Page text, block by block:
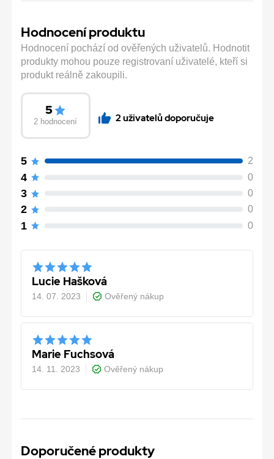
Hodnocení produktu
Hodnocení pochází od ověřených uživatelů. Hodnotit
produkty mohou pouze registrovaní uživatelé, kteří si
produkt reálně zakoupili.
5
2 hodnocení 2 uživatelů doporučuje
5 2
4 0
3 0
2 0
1 0
Lucie Hašková
14. 07. 2023 Ověřený nákup
Marie Fuchsová
14. 11. 2023 Ověřený nákup
Doporučené produkty